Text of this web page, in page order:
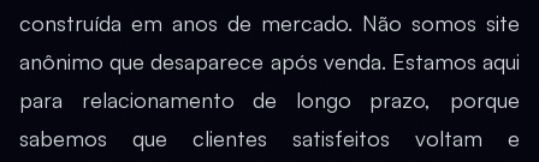
construída em anos de mercado. Não somos site
anônimo que desaparece após venda. Estamos aqui
para relacionamento de longo prazo, porque
sabemos que clientes satisfeitos voltam e